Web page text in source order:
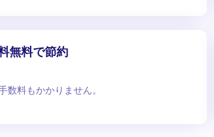
無料で節約
数料もかかりません。